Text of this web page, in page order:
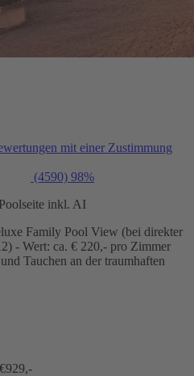
mit einer Zustimmung
(4590) 98%
inkl. AI
Family Pool View (bei direkter
- Wert: ca. € 220,- pro Zimmer
Tauchen an der traumhaften
929,-